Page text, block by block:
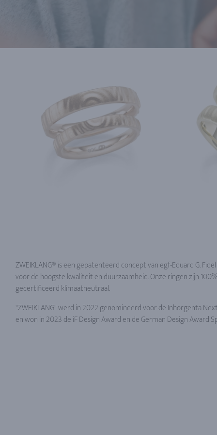
ZWEIKLANG® is een gepatenteerd concept van egf-Eduard G.
voor de hoogste kwaliteit en duurzaamheid. Onze ringen zijn
gecertificeerd klimaatneutraal.
"ZWEIKLANG" werd in 2022 genomineerd voor de Inhorgenta
en won in 2023 de iF Design Award en de German Design Award